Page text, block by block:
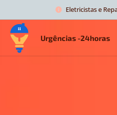
Eletricistas e
Urgências -24horas